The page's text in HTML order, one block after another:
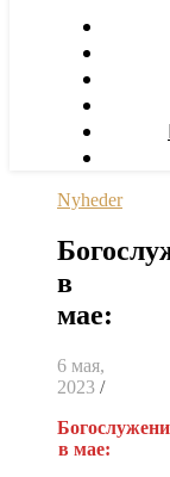
Nyheder
в
мае:
6 мая,
2023 /
в мае: